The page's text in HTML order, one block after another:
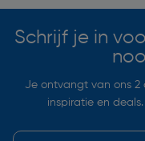
Schrijf je in
Je ontvangt van ons 2
inspiratie en